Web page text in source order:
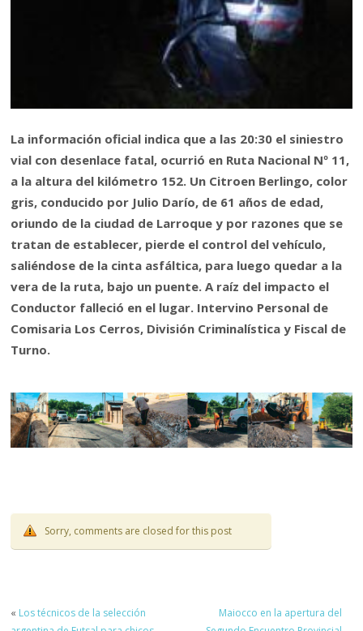
La información oficial indica que a las 20:30 el siniestro
vial con desenlace fatal, ocurrió en Ruta Nacional Nº 11,
a la altura del kilómetro 152. Un Citroen Berlingo, color
gris, conducido por Julio Darío, de 61 años de edad,
oriundo de la ciudad de Larroque y por razones que se
tratan de establecer, pierde el control del vehículo,
saliéndose de la cinta asfáltica, para luego quedar a la
vera de la ruta, bajo un puente. A raíz del impacto el
Conductor falleció en el lugar. Intervino Personal de
Comisaria Los Cerros, División Criminalística y Fiscal de
Turno.
Sorry, comments are closed for this post
« Los técnicos de la selección
Maiocco en la apertura del